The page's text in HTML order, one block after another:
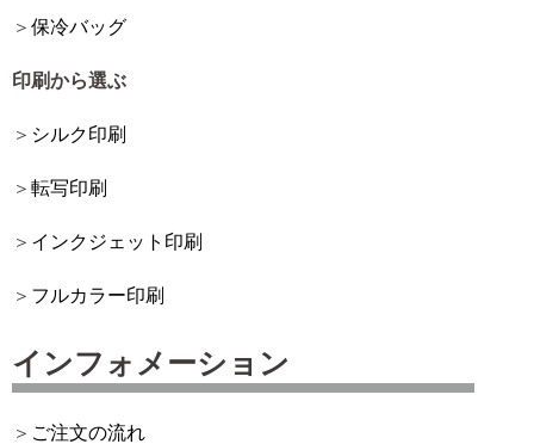
保冷バッグ
印刷から選ぶ
シルク印刷
転写印刷
インクジェット印刷
フルカラー印刷
インフォメーション
ご注文の流れ